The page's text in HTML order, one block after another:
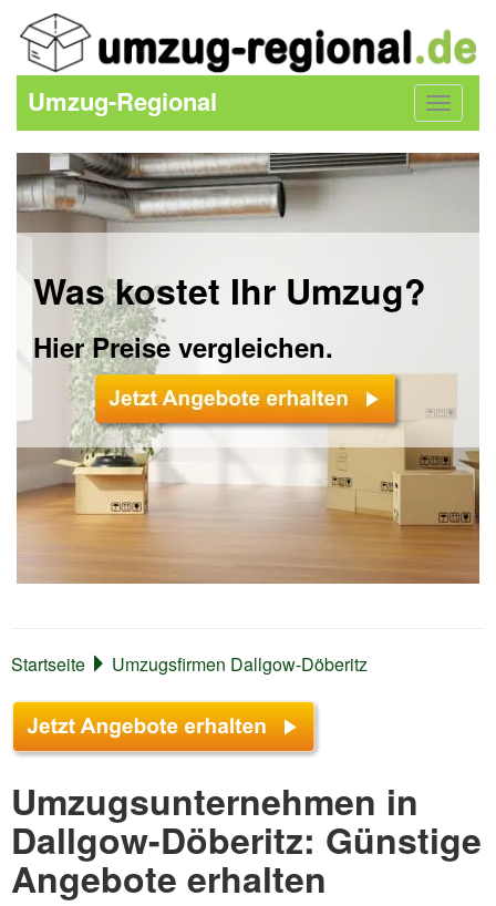
Toggle
Umzug-Regional
Was kostet Ihr Umzug?
Hier Preise vergleichen.
Startseite Umzugsfirmen Dallgow-Döberitz
Umzugsunternehmen in
Dallgow-Döberitz: Günstige
Angebote erhalten